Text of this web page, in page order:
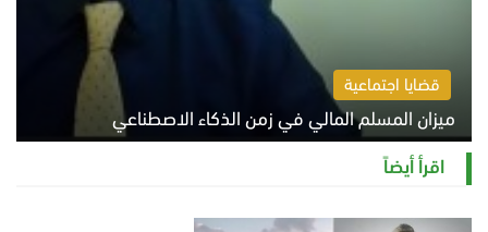
قضايا اجتماعية
ميزان المسلم المالي في زمن الذكاء الاصطناعي
السبت 8 أغسطس 2026 11:21 ص
اقرأ أيضاً